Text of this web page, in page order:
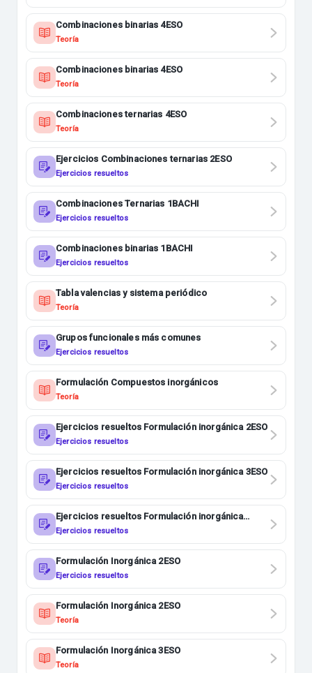
Combinaciones binarias 4ESO
Teoría
Combinaciones binarias 4ESO
Teoría
Combinaciones ternarias 4ESO
Teoría
Ejercicios Combinaciones ternarias 2ESO
Ejercicios resueltos
Combinaciones Ternarias 1BACHI
Ejercicios resueltos
Combinaciones binarias 1BACHI
Ejercicios resueltos
Tabla valencias y sistema periódico
Teoría
Grupos funcionales más comunes
Ejercicios resueltos
Formulación Compuestos inorgánicos
Teoría
Ejercicios resueltos Formulación inorgánica 2ESO
Ejercicios resueltos
Ejercicios resueltos Formulación inorgánica 3ESO
Ejercicios resueltos
Ejercicios resueltos Formulación inorgánica
1BACHI
Ejercicios resueltos
Formulación Inorgánica 2ESO
Ejercicios resueltos
Formulación Inorgánica 2ESO
Teoría
Formulación Inorgánica 3ESO
Teoría